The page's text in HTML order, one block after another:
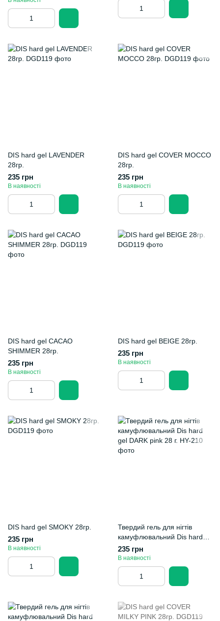
DIS hard gel LAVENDER
28гр.
235 грн
В наявності
DIS hard gel COVER MOCCO
28гр.
235 грн
В наявності
DIS hard gel CACAO
SHIMMER 28гр.
235 грн
В наявності
DIS hard gel BEIGE 28гр.
235 грн
В наявності
DIS hard gel SMOKY 28гр.
235 грн
В наявності
Твердий гель для нігтів
камуфлювальний Dis hard
gel DARK pink 28 г.
235 грн
В наявності